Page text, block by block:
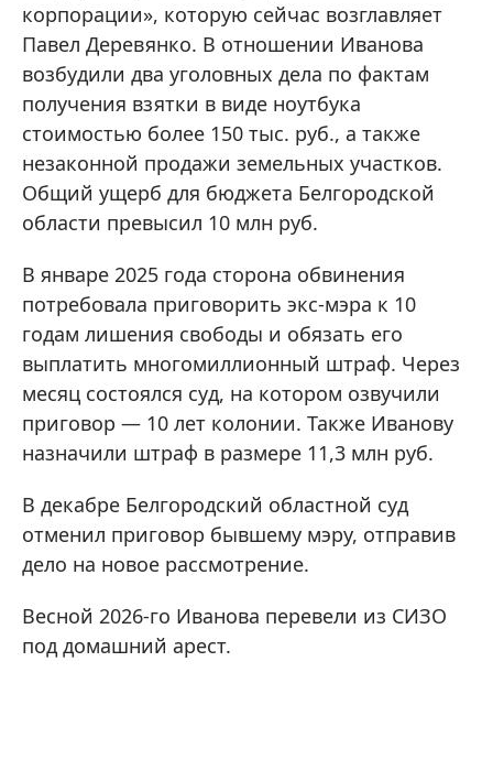
корпорации», которую сейчас возглавляет
Павел Деревянко. В отношении Иванова
возбудили два уголовных дела по фактам
получения взятки в виде ноутбука
стоимостью более 150 тыс. руб., а также
незаконной продажи земельных участков.
Общий ущерб для бюджета Белгородской
области превысил 10 млн руб.
В январе 2025 года сторона обвинения
потребовала приговорить экс-мэра к 10
годам лишения свободы и обязать его
выплатить многомиллионный штраф. Через
месяц состоялся суд, на котором озвучили
приговор — 10 лет колонии. Также Иванову
назначили штраф в размере 11,3 млн руб.
В декабре Белгородский областной суд
отменил приговор бывшему мэру, отправив
дело на новое рассмотрение.
Весной 2026-го Иванова перевели из СИЗО
под домашний арест.